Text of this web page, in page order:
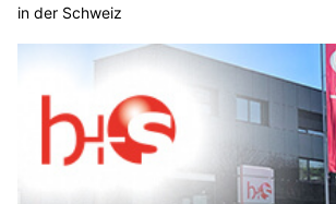
in der Schweiz